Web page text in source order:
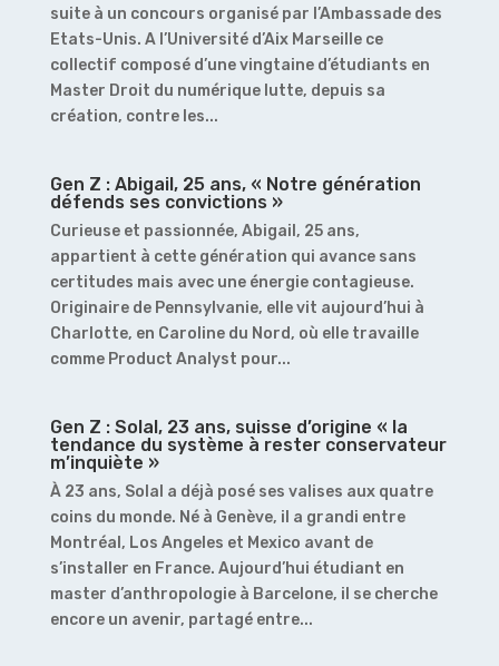
suite à un concours organisé par l’Ambassade des
Etats-Unis. A l’Université d’Aix Marseille ce
collectif composé d’une vingtaine d’étudiants en
Master Droit du numérique lutte, depuis sa
création, contre les...
Gen Z : Abigail, 25 ans, « Notre génération
défends ses convictions »
Curieuse et passionnée, Abigail, 25 ans,
appartient à cette génération qui avance sans
certitudes mais avec une énergie contagieuse.
Originaire de Pennsylvanie, elle vit aujourd’hui à
Charlotte, en Caroline du Nord, où elle travaille
comme Product Analyst pour...
Gen Z : Solal, 23 ans, suisse d’origine « la
tendance du système à rester conservateur
m’inquiète »
À 23 ans, Solal a déjà posé ses valises aux quatre
coins du monde. Né à Genève, il a grandi entre
Montréal, Los Angeles et Mexico avant de
s’installer en France. Aujourd’hui étudiant en
master d’anthropologie à Barcelone, il se cherche
encore un avenir, partagé entre...